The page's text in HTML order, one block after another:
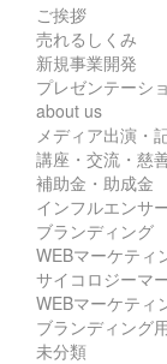
ご挨拶
売れるしくみ
新規事業開発
プレゼンテーシ
about us
メディア出演・
講座・交流・慈
補助金・助成金
インフルエンサ
ブランディング
WEBマーケティ
サイコロジーマ
WEBマーケティ
ブランディング
未分類